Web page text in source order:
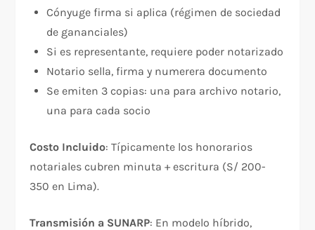
Cónyuge firma si aplica (régimen de sociedad
de gananciales)
Si es representante, requiere poder notarizado
Notario sella, firma y numerera documento
Se emiten 3 copias: una para archivo notario,
una para cada socio
Costo Incluido: Típicamente los honorarios
notariales cubren minuta + escritura (S/ 200-
350 en Lima).
Transmisión a SUNARP: En modelo híbrido,